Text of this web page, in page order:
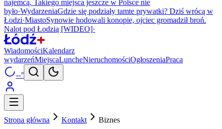
najemcą. Takiego miejsca jeszcze w Polsce nie
było·WydarzeniaGdzie się podziały tamte prywatki? Dziś wrócą w
Łodzi·MiastoSynowie hodowali konopie, ojciec gromadził broń.
Nalot pod Łodzią [WIDEO]·
WiadomościKalendarz
wydarzeńMiejscaLuncheNieruchomościOgłoszeniaPraca
--°
Strona główna Kontakt
Biznes